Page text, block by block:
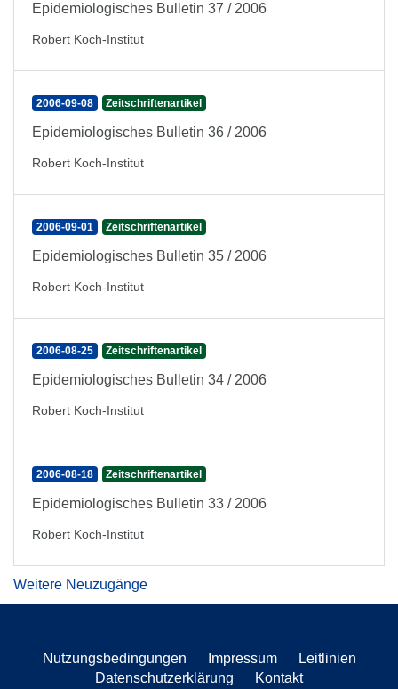
Epidemiologisches Bulletin 37 / 2006
Robert Koch-Institut
2006-09-08 Zeitschriftenartikel
Epidemiologisches Bulletin 36 / 2006
Robert Koch-Institut
2006-09-01 Zeitschriftenartikel
Epidemiologisches Bulletin 35 / 2006
Robert Koch-Institut
2006-08-25 Zeitschriftenartikel
Epidemiologisches Bulletin 34 / 2006
Robert Koch-Institut
2006-08-18 Zeitschriftenartikel
Epidemiologisches Bulletin 33 / 2006
Robert Koch-Institut
Weitere Neuzugänge
Nutzungsbedingungen Impressum
Leitlinien
Datenschutzerklärung
Kontakt